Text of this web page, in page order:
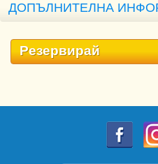
ДОПЪЛНИТЕЛНА
Резервирай